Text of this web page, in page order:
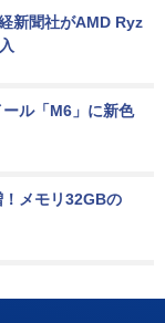
新聞社がAMD Ryz
ル「M6」に新色
メモリ32GBの